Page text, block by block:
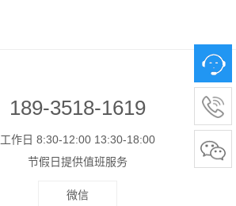
189-3518-1619
工作日 8:30-12:00 13:30-18:00
节假日提供值班服务
微信